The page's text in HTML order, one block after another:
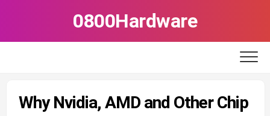
0800Hardware
Why Nvidia, AMD and Other Chip